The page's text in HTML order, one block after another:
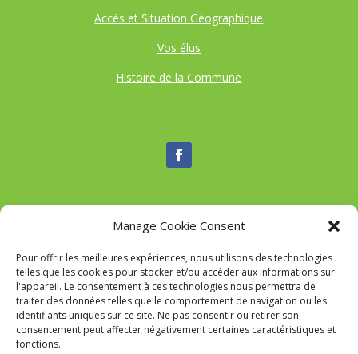
Manage Cookie Consent
Pour offrir les meilleures expériences, nous utilisons des technologies
telles que les cookies pour stocker et/ou accéder aux informations sur
l'appareil. Le consentement à ces technologies nous permettra de
traiter des données telles que le comportement de navigation ou les
identifiants uniques sur ce site. Ne pas consentir ou retirer son
consentement peut affecter négativement certaines caractéristiques et
fonctions.
Accès et Situation Géographique
Vos élus
Histoire de la Commune
Nous contacter
Tél :04 95 52 84 88
Mail:commune-de-tavaco@orange.fr
Adresse :Figarella 20167 TAVACO